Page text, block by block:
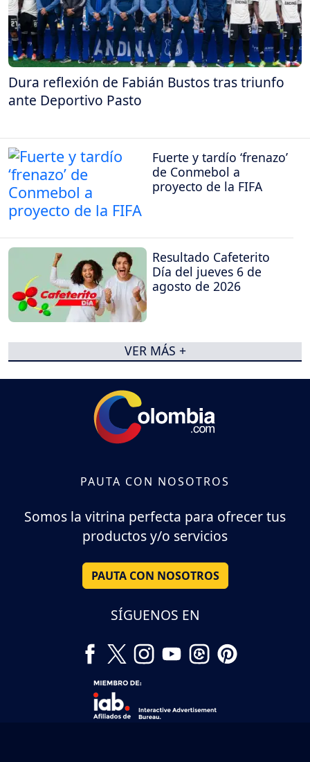
Dura reflexión de Fabián Bustos tras triunfo
ante Deportivo Pasto
Fuerte y tardío ‘frenazo’
de Conmebol a
proyecto de la FIFA
Resultado Cafeterito
Día del jueves 6 de
agosto de 2026
VER MÁS +
PAUTA CON NOSOTROS
Somos la vitrina perfecta para ofrecer tus
productos y/o servicios
PAUTA CON NOSOTROS
SÍGUENOS EN